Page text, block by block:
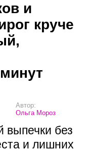
и
круче
Автор:
Ольга Мороз
выпечки без
и лишних